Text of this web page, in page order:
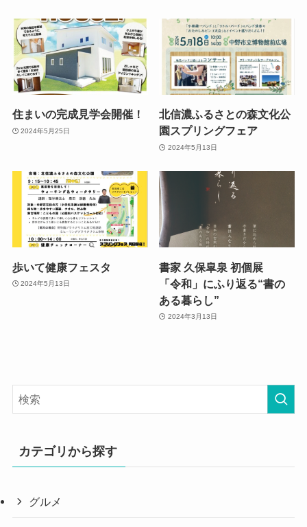
住まいの完成見学会開催！
2024年5月25日
北信濃ふるさとの森文化公
園スプリングフェア
2024年5月13日
歩いて健康フェスタ
2024年5月13日
書家 久保皐泉 初個展
「令和」にふり返る“書の
ある暮らし”
2024年3月13日
カテゴリから探す
グルメ